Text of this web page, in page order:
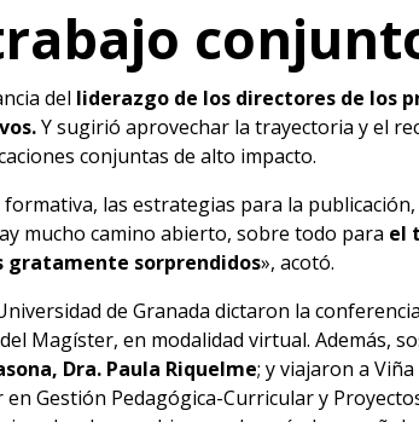
del liderazgo de los directores de los
Y sugirió aprovechar la trayectoria y el
conjuntas de alto impacto.
las estrategias para la
mucho camino abierto, sobre todo para el
gratamente sorprendidos», acotó.
de Granada dictaron la conferencia
Magíster, en modalidad virtual. Además,
Dra. Paula Riquelme; y viajaron a
Gestión Pedagógica-Curricular y